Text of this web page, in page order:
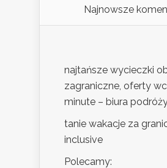
Najnowsze
najtańsze wycieczki
zagraniczne, oferty
minute – biura
tanie wakacje za
inclusive
Polecamy: